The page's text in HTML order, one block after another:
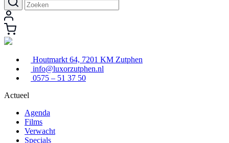
Houtmarkt 64, 7201 KM Zutphen
info@luxorzutphen.nl
0575 – 51 37 50
Actueel
Agenda
Films
Verwacht
Specials